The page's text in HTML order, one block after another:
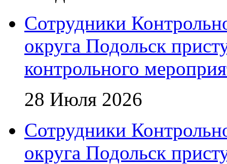
Сотрудники
округа Подольск
контрольного
28 Июля 2026
Сотрудники
округа Подольск